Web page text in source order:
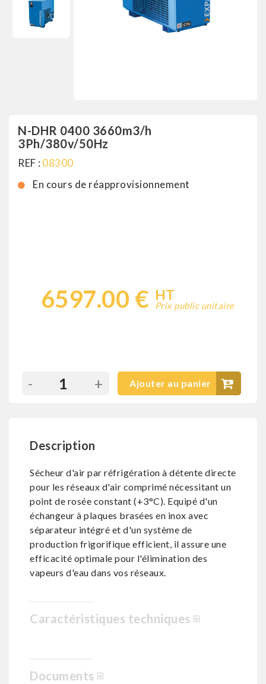
N-DHR 0400 3660m3/h
3Ph/380v/50Hz
REF : 08300
En cours de réapprovisionnement
6597.00 € HT
Prix public unitaire
- + Ajouter au panier
Description
Sécheur d'air par réfrigération à détente directe
pour les réseaux d'air comprimé nécessitant un
point de rosée constant (+3°C). Equipé d'un
échangeur à plaques brasées en inox avec
séparateur intégré et d'un système de
production frigorifique efficient, il assure une
efficacité optimale pour l'élimination des
vapeurs d'eau dans vos réseaux.
Caractéristiques techniques
Documents